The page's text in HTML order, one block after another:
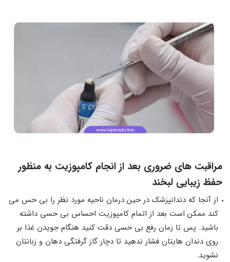
مراقبت های ضروری بعد از انجام کامپوزیت به منظور
حفظ زیبایی لبخند
از آنجا که دندانپزشک در حین درمان ناحیه مورد نظر را بی حس می
کند ممکن است بعد از اتمام کامپوزیت احساس بی حسی داشته
باشید. پس تا زمان رفع بی حسی دقت کنید هنگام جویدن غذا بر
روی دندان هایتان فشار ندهید تا دچار گاز گرفتگی دهان و زبانتان
نشوید.